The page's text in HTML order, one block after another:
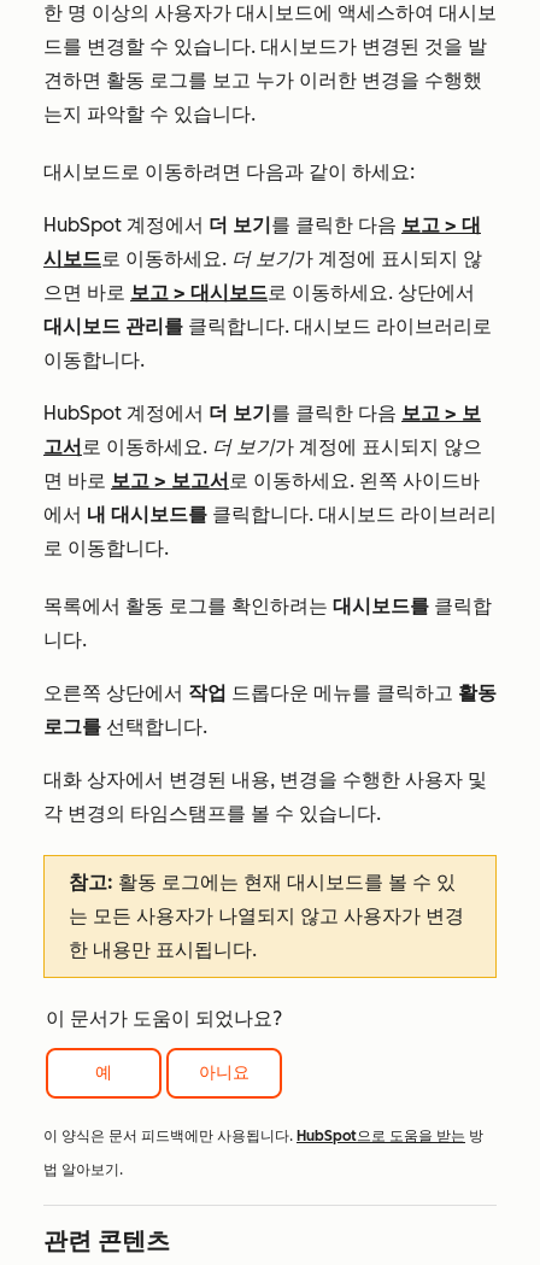
한 명 이상의 사용자가 대시보드에 액세스하여 대시보
드를 변경할 수 있습니다. 대시보드가 변경된 것을 발
견하면 활동 로그를 보고 누가 이러한 변경을 수행했
는지 파악할 수 있습니다.
대시보드로 이동하려면 다음과 같이 하세요:
HubSpot 계정에서 더 보기 를 클릭한 다음 보고 > 대
시보드로 이동하세요. 더 보기가 계정에 표시되지 않
으면 바로 보고 > 대시보드로 이동하세요. 상단에서
대시보드 관리를 클릭합니다. 대시보드 라이브러리로
이동합니다.
HubSpot 계정에서 더 보기 를 클릭한 다음 보고 > 보
고서 로 이동하세요. 더 보기가 계정에 표시되지 않으
면 바로 보고 > 보고서 로 이동하세요. 왼쪽 사이드바
에서 내 대시보드를 클릭합니다. 대시보드 라이브러리
로 이동합니다.
목록에서 활동 로그를 확인하려는 대시보드를 클릭합
니다.
오른쪽 상단에서 작업 드롭다운 메뉴를 클릭하고 활동
로그를 선택합니다.
대화 상자에서 변경된 내용, 변경을 수행한 사용자 및
각 변경의 타임스탬프를 볼 수 있습니다.
참고: 활동 로그에는 현재 대시보드를 볼 수 있
는 모든 사용자가 나열되지 않고 사용자가 변경
한 내용만 표시됩니다.
이 문서가 도움이 되었나요?
예 아니요
이 양식은 문서 피드백에만 사용됩니다. HubSpot으로 도움을 받는 방
법 알아보기.
관련 콘텐츠